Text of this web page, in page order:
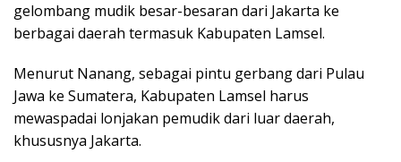
gelombang mudik besar-besaran dari Jakarta ke
berbagai daerah termasuk Kabupaten Lamsel.
Menurut Nanang, sebagai pintu gerbang dari Pulau
Jawa ke Sumatera, Kabupaten Lamsel harus
mewaspadai lonjakan pemudik dari luar daerah,
khususnya Jakarta.